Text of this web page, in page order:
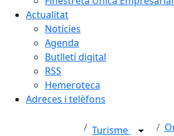
Actualitat
Notícies
Agenda
Butlletí digital
RSS
Hemeroteca
Adreces i telèfons
Turisme